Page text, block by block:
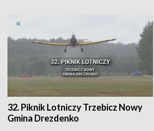
32. Piknik Lotniczy Trzebicz Nowy
Gmina Drezdenko